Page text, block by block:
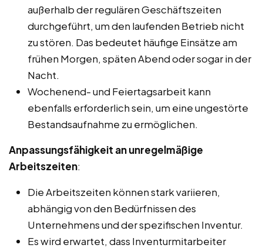
außerhalb der regulären Geschäftszeiten
durchgeführt, um den laufenden Betrieb nicht
zu stören. Das bedeutet häufige Einsätze am
frühen Morgen, späten Abend oder sogar in der
Nacht.
Wochenend- und Feiertagsarbeit kann
ebenfalls erforderlich sein, um eine ungestörte
Bestandsaufnahme zu ermöglichen.
Anpassungsfähigkeit an unregelmäßige
Arbeitszeiten:
Die Arbeitszeiten können stark variieren,
abhängig von den Bedürfnissen des
Unternehmens und der spezifischen Inventur.
Es wird erwartet, dass Inventurmitarbeiter